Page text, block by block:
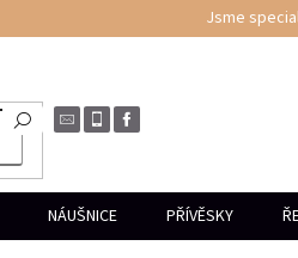
Jsme
NÁUŠNICE PŘÍVĚSKY